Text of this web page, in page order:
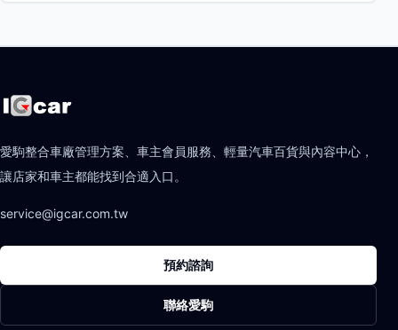
愛駒整合車廠管理方案、車主會員服務、輕量汽車百貨與內容中心，
讓店家和車主都能找到合適入口。
service@igcar.com.tw
預約諮詢
聯絡愛駒